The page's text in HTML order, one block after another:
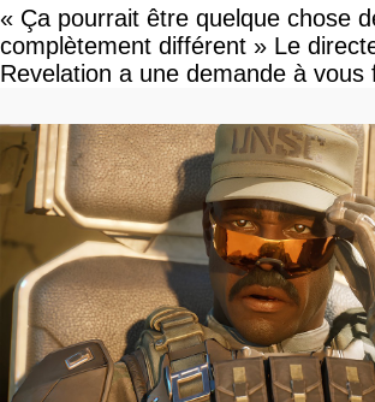
« Ça pourrait être quelque chose
complètement différent » Le
Revelation a une demande à vous